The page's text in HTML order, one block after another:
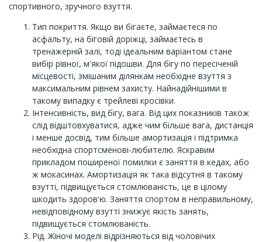
спортивного, зручного взуття.
Тип покриття. Якщо ви бігаєте, займаєтеся по
асфальту, на біговій доріжці, займаєтесь в
тренажерній залі, тоді ідеальним варіантом стане
вибір рівної, м'якої підошви. Для бігу по пересіченій
місцевості, змішаним ділянкам необхідне взуття з
максимальним рівнем захисту. Найнадійнішими в
такому випадку є трейлеві кросівки.
Інтенсивність, вид бігу, вага. Від цих показників також
слід відштовхуватися, адже чим більше вага, дистанція
і менше досвід, тим більше амортизація і підтримка
необхідна спортсменові-любителю. Яскравим
прикладом поширеної помилки є заняття в кедах, або
ж мокасинах. Амортизація як така відсутня в такому
взутті, підвищується стомлюваність, це в цілому
шкодить здоров'ю. Заняття спортом в неправильному,
невідповідному взутті знижує якість занять,
підвищується стомлюваність.
Рід. Жіночі моделі відрізняються від чоловічих